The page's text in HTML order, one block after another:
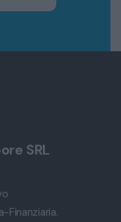
SRL
Finanziaria.